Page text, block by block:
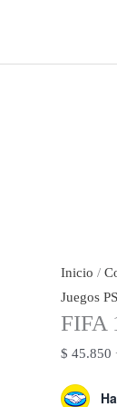
Inicio /
Juegos
FIFA
$ 45.850